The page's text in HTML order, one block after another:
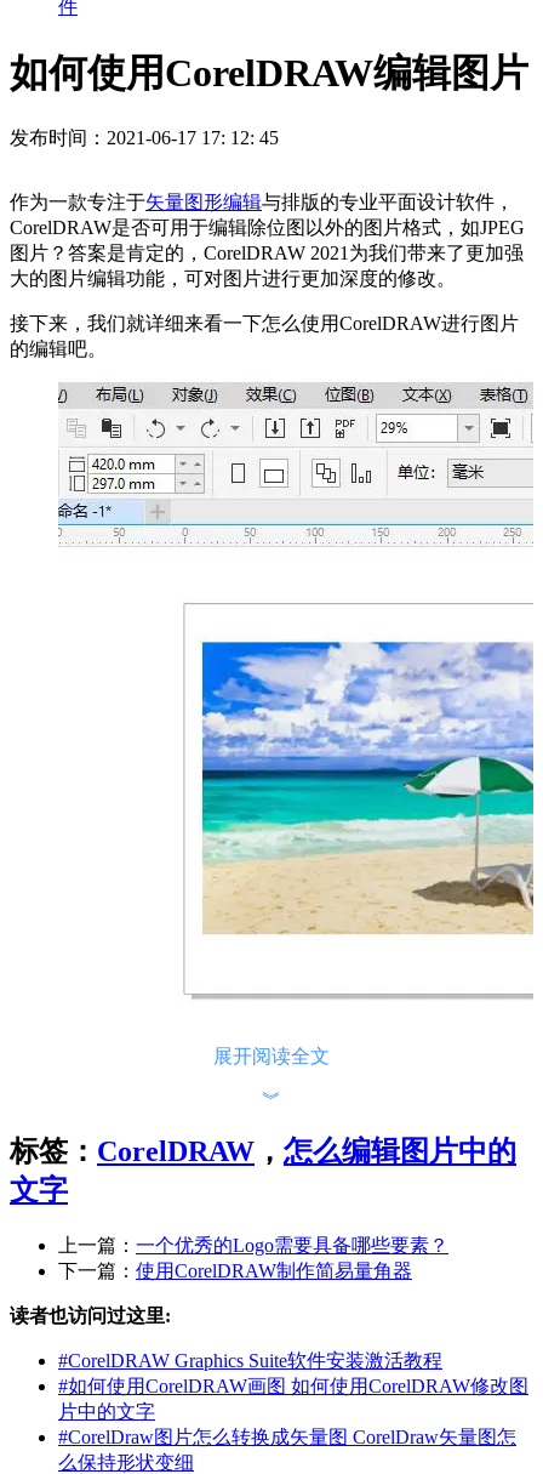
件
如何使用CorelDRAW编辑图片
发布时间：2021-06-17 17: 12: 45
作为一款专注于矢量图形编辑与排版的专业平面设计软件，
CorelDRAW是否可用于编辑除位图以外的图片格式，如JPEG
图片？答案是肯定的，CorelDRAW 2021为我们带来了更加强
大的图片编辑功能，可对图片进行更加深度的修改。
接下来，我们就详细来看一下怎么使用CorelDRAW进行图片
的编辑吧。
图1：CorelDRAW界面
一、可编辑的图片格式
在进行图片编辑前，我们需要使用CorelDRAW的导入功能，
将图片导入到编辑区。
图2：导入功能
软件可支持的图片格式众多，其中CorelDRAW 2021还支持苹
果设备拍摄的照片格式HEIC。
展开阅读全文
︾
标签： CorelDRAW ， 怎么编辑图片中的
文字
上一篇： 一个优秀的Logo需要具备哪些要素？
下一篇： 使用CorelDRAW制作简易量角器
读者也访问过这里:
#CorelDRAW Graphics Suite软件安装激活教程
#如何使用CorelDRAW画图 如何使用CorelDRAW修改图
片中的文字
#CorelDraw图片怎么转换成矢量图 CorelDraw矢量图怎
么保持形状变细